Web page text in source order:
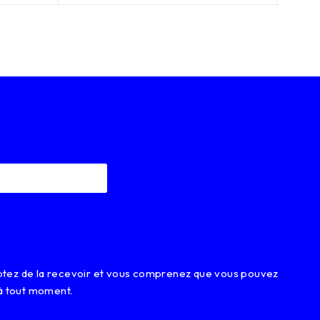
de la recevoir et vous comprenez que vous pouvez
tout moment.